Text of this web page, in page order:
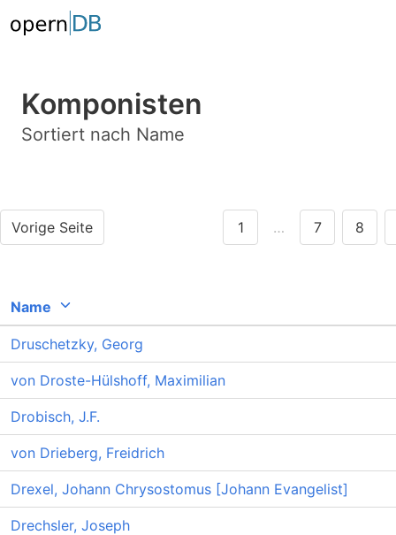
Komponisten
Sortiert nach Name
Vorige Seite 1 … 7 8
Name
Druschetzky, Georg
von Droste-Hülshoff, Maximilian
Drobisch, J.F.
von Drieberg, Freidrich
Drexel, Johann Chrysostomus [Johann Evangelist]
Drechsler, Joseph